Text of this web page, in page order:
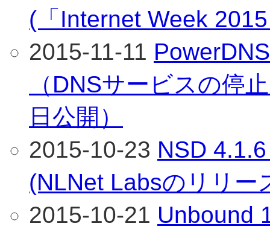
(「Internet Week
2015-11-11
（DNSサービスの停
日公開）
2015-10-23 NSD
(NLNet Labsのリリー
2015-10-21 Unbound